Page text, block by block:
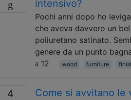
intensivo?
Pochi anni dopo ho
che aveva davvero un
poliuretano satinato.
genere da un punto
12
wood furniture
4 Come si avvitano le